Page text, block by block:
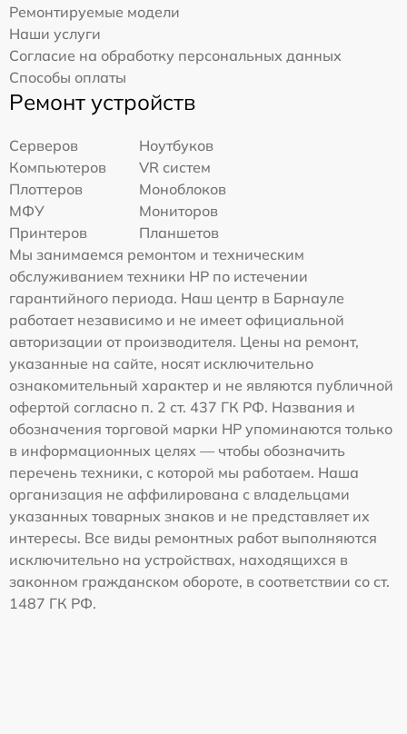
Ремонтируемые модели
Наши услуги
Согласие на обработку персональных данных
Способы оплаты
Ремонт устройств
Серверов
Ноутбуков
Компьютеров
VR систем
Плоттеров
Моноблоков
МФУ
Мониторов
Принтеров
Планшетов
Мы занимаемся ремонтом и техническим
обслуживанием техники HP по истечении
гарантийного периода. Наш центр в Барнауле
работает независимо и не имеет официальной
авторизации от производителя. Цены на ремонт,
указанные на сайте, носят исключительно
ознакомительный характер и не являются публичной
офертой согласно п. 2 ст. 437 ГК РФ. Названия и
обозначения торговой марки HP упоминаются только
в информационных целях — чтобы обозначить
перечень техники, с которой мы работаем. Наша
организация не аффилирована с владельцами
указанных товарных знаков и не представляет их
интересы. Все виды ремонтных работ выполняются
исключительно на устройствах, находящихся в
законном гражданском обороте, в соответствии со ст.
1487 ГК РФ.